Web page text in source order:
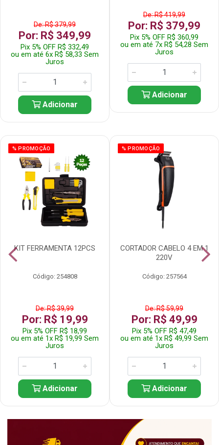
De: R$ 379,99
Por: R$ 349,99
Pix 5% OFF R$ 332,49
ou em até 6x R$ 58,33 Sem
Juros
Adicionar
De: R$ 419,99
Por: R$ 379,99
Pix 5% OFF R$ 360,99
ou em até 7x R$ 54,28 Sem
Juros
Adicionar
% PROMOÇÃO
KIT FERRAMENTA 12PCS
Código: 254808
De: R$ 39,99
Por: R$ 19,99
Pix 5% OFF R$ 18,99
ou em até 1x R$ 19,99 Sem
Juros
Adicionar
% PROMOÇÃO
CORTADOR CABELO 4 EM 1
220V
Código: 257564
De: R$ 59,99
Por: R$ 49,99
Pix 5% OFF R$ 47,49
ou em até 1x R$ 49,99 Sem
Juros
Adicionar